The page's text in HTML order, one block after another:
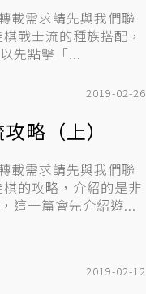
載需求請先與我們聯
先點擊「...
2019-02-26
略（上）
載需求請先與我們聯
這一篇會先介紹遊...
2019-02-12